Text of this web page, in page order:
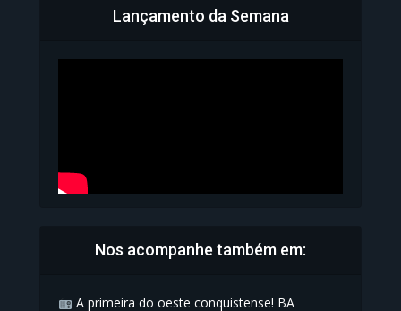
Bahia inicia emissão da
Lançamento da Semana
Nos acompanhe também em:
A primeira do oeste conquistense! BA